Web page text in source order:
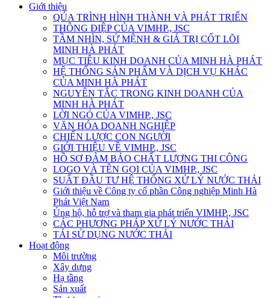
Giới thiệu
QÚA TRÌNH HÌNH THÀNH VÀ PHÁT TRIỂN
THÔNG ĐIỆP CỦA VIMHP., JSC
TẦM NHÌN, SỨ MỆNH & GIÁ TRỊ CỐT LÕI
MINH HÀ PHÁT
MỤC TIÊU KINH DOANH CỦA MINH HÀ PHÁT
HỆ THỐNG SẢN PHẨM VÀ DỊCH VỤ KHÁC
CỦA MINH HÀ PHÁT
NGUYÊN TẮC TRONG KINH DOANH CỦA
MINH HÀ PHÁT
LỜI NGỎ CỦA VIMHP., JSC
VĂN HÓA DOANH NGHIỆP
CHIẾN LƯỢC CON NGƯỜI
GIỚI THIỆU VỀ VIMHP., JSC
HỒ SƠ ĐẢM BẢO CHẤT LƯỢNG THI CÔNG
LOGO VÀ TÊN GỌI CỦA VIMHP., JSC
SUẤT ĐẦU TƯ HỆ THỐNG XỬ LÝ NƯỚC THẢI
Giới thiệu về Công ty cổ phần Công nghiệp Minh Hà
Phát Việt Nam
Ủng hộ, hỗ trợ và tham gia phát triển VIMHP., JSC
CÁC PHƯƠNG PHÁP XỬ LÝ NƯỚC THẢI
TÁI SỬ DỤNG NƯỚC THẢI
Hoạt động
Môi trường
Xây dựng
Hạ tầng
Sản xuất